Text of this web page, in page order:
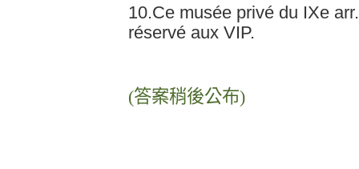
10.Ce musée privé du IXe
réservé aux VIP.
(答案稍後公布)